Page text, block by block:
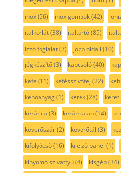
inox(56) inox gombok(42)
italkorlát(38) italtartó(85)
izzó foglalat(3) jobb oldali (10)
jégkészítő(3) kapcsoló(40)
kefe (11) kefésszívófej (22)
kenőanyag(1) kerek(28) keret
kerámia (3) kerámialap(14)
keverőszár(2) keverőtál (3)
kifolyócső(16) kijelző panel (1)
kinyomó szivattyú(4) kisgép(34)